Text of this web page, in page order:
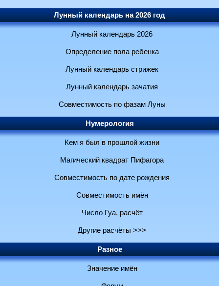
Лунный календарь на 2026 год
Лунный календарь 2026
Определение пола ребенка
Лунный календарь стрижек
Лунный календарь зачатия
Совместимость по фазам Луны
Нумерология
Кем я был в прошлой жизни
Магический квадрат Пифагора
Совместимость по дате рождения
Совместимость имён
Число Гуа, расчёт
Другие расчёты >>>
Разное
Значение имён